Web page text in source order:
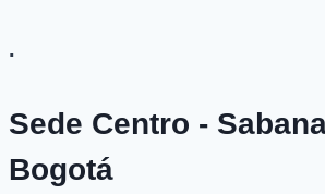
.
Sede Centro -
Bogotá